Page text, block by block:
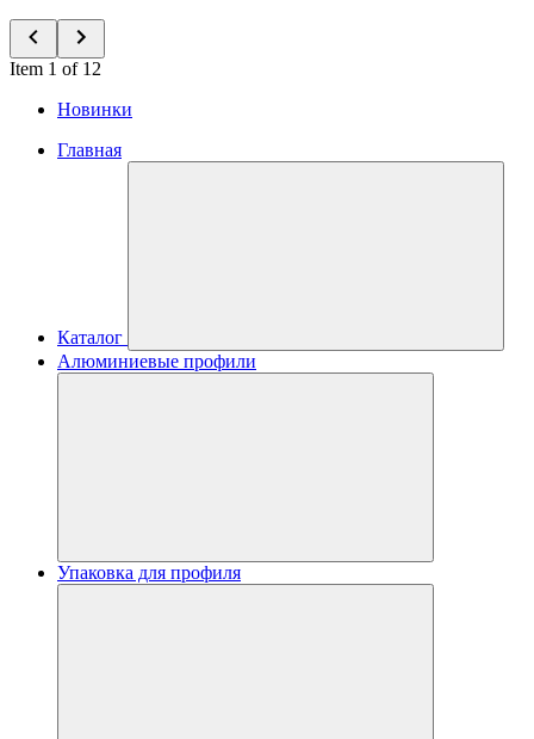
Item 1 of 12
Новинки
Главная
Каталог
Алюминиевые профили
Упаковка для профиля